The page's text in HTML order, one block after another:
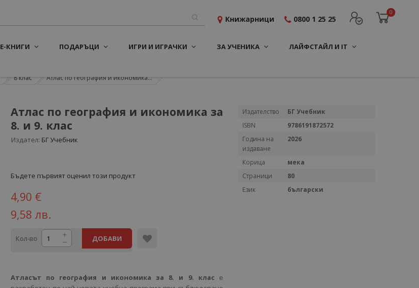
0
Книжарници 0800 1 25 25
Е-КНИГИ ПОДАРЪЦИ ИГРИ И ИГРАЧКИ ЗА УЧЕНИКА ЛАЙФСТАЙЛ И IT
8 клас Атлас по география и икономика...
Атлас по география и икономика за
8. и 9. клас
Издател: БГ Учебник
Бъдете първият оценил този продукт
4,90 €
9,58 лв.
Кол-во ДОБАВИ
Атласът по география и икономика за 8. и 9. клас е
Повече
Издателство
БГ Учебник
ISBN
9786191872572
Година на
издаване
2026
Корица
мека
Страници
80
Език
български